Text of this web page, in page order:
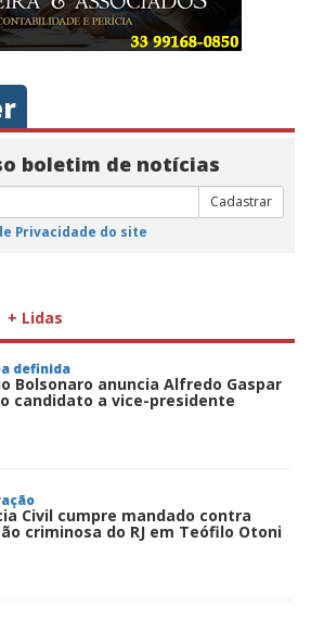
boletim de notícias
Cadastrar
Privacidade do site
+ Lidas
definida
Bolsonaro anuncia Alfredo Gaspar
candidato a vice-presidente
Civil cumpre mandado contra
criminosa do RJ em Teófilo Otoni